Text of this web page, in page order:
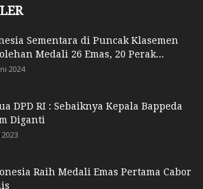
Sementara di Puncak Klasemen
Medali 26 Emas, 20 Perak...
2024
DPD RI : Sebaiknya Kepala Bappeda
Diganti
Raih Medali Emas Pertama Cabor